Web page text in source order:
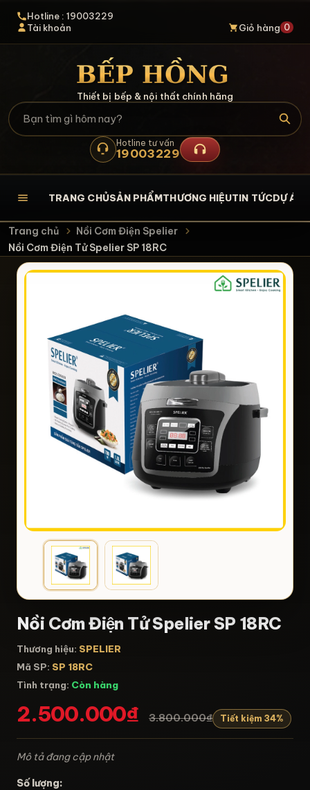
Hotline : 19003229
Tài khoản
Giỏ hàng 0
Thiết bị bếp & nội thất chính hãng
Hotline tư vấn
19003229
TRANG CHỦSẢN PHẨMTHƯƠNG HIỆUTIN TỨCDỰ ÁN
Trang chủ
Nồi Cơm Điện Spelier
Nồi Cơm Điện Tử Spelier SP 18RC
Nồi Cơm Điện Tử Spelier SP 18RC
Thương hiệu: SPELIER
Mã SP: SP 18RC
Tình trạng: Còn hàng
2.500.000₫ 3.800.000₫ Tiết kiệm 34%
Mô tả đang cập nhật
Số lượng: